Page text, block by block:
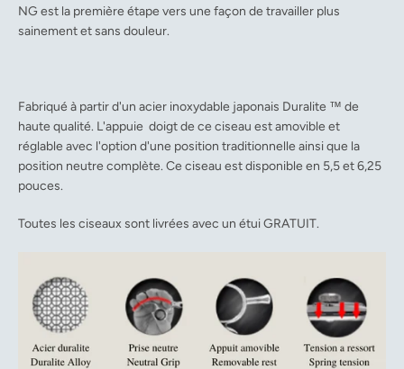
NG est la première étape vers une façon de travailler plus
sainement et sans douleur.
Fabriqué à partir d'un acier inoxydable japonais Duralite ™ de
haute qualité. L'appuie doigt de ce ciseau est amovible et
réglable avec l'option d'une position traditionnelle ainsi que la
position neutre complète. Ce ciseau est disponible en 5,5 et 6,25
pouces.
Toutes les ciseaux sont livrées avec un étui GRATUIT.